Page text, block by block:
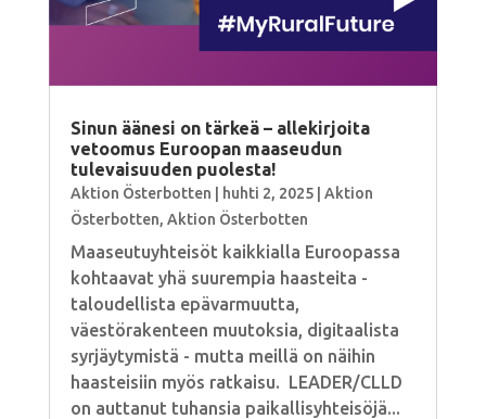
Sinun äänesi on tärkeä – allekirjoita
vetoomus Euroopan maaseudun
tulevaisuuden puolesta!
Aktion Österbotten | huhti 2, 2025| Aktion
Österbotten, Aktion Österbotten
Maaseutuyhteisöt kaikkialla Euroopassa
kohtaavat yhä suurempia haasteita -
taloudellista epävarmuutta,
väestörakenteen muutoksia, digitaalista
syrjäytymistä - mutta meillä on näihin
haasteisiin myös ratkaisu. LEADER/CLLD
on auttanut tuhansia paikallisyhteisöjä...